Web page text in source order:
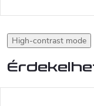
High-contrast mode